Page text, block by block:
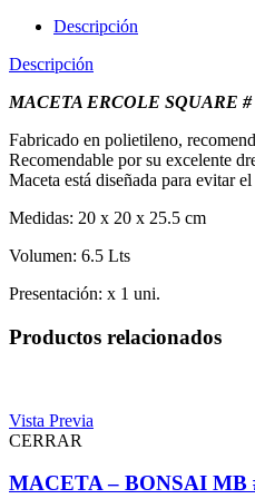
Descripción
Descripción
MACETA ERCOLE SQUARE #
Fabricado en polietileno,
Recomendable por su excelente
Maceta está diseñada para evitar
Medidas: 20 x 20 x 25.5 cm
Volumen: 6.5 Lts
Presentación: x 1 uni.
Productos relacionados
Vista Previa
CERRAR
MACETA – BONSAI MB